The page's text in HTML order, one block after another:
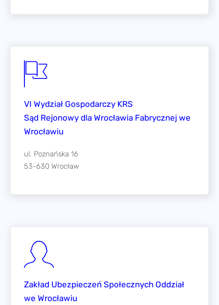
VI Wydział Gospodarczy KRS
Sąd Rejonowy dla Wrocławia Fabrycznej we
Wrocławiu
ul. Poznańska 16
53-630 Wrocław
Zakład Ubezpieczeń Społecznych Oddział
we Wrocławiu